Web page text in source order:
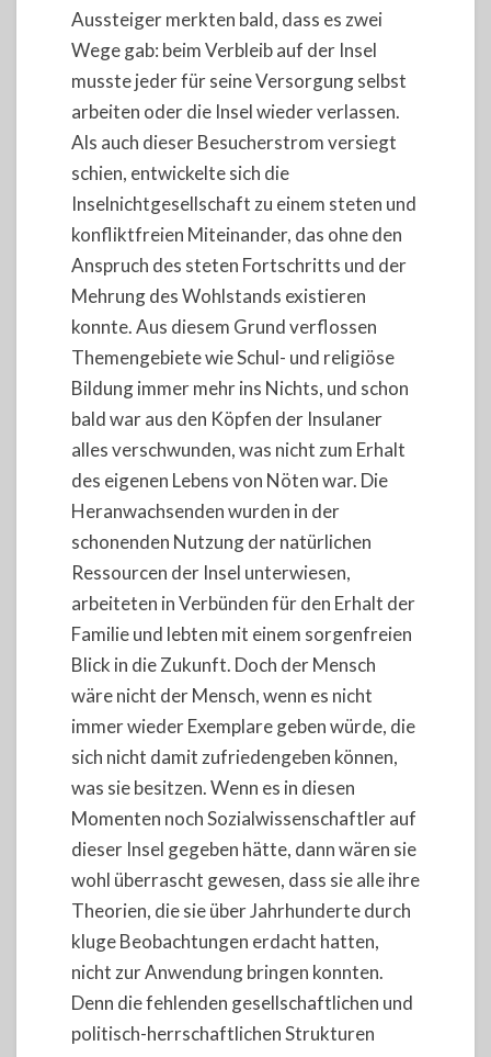
Aussteiger merkten bald, dass es zwei
Wege gab: beim Verbleib auf der Insel
musste jeder für seine Versorgung selbst
arbeiten oder die Insel wieder verlassen.
Als auch dieser Besucherstrom versiegt
schien, entwickelte sich die
Inselnichtgesellschaft zu einem steten und
konfliktfreien Miteinander, das ohne den
Anspruch des steten Fortschritts und der
Mehrung des Wohlstands existieren
konnte. Aus diesem Grund verflossen
Themengebiete wie Schul- und religiöse
Bildung immer mehr ins Nichts, und schon
bald war aus den Köpfen der Insulaner
alles verschwunden, was nicht zum Erhalt
des eigenen Lebens von Nöten war. Die
Heranwachsenden wurden in der
schonenden Nutzung der natürlichen
Ressourcen der Insel unterwiesen,
arbeiteten in Verbünden für den Erhalt der
Familie und lebten mit einem sorgenfreien
Blick in die Zukunft. Doch der Mensch
wäre nicht der Mensch, wenn es nicht
immer wieder Exemplare geben würde, die
sich nicht damit zufriedengeben können,
was sie besitzen. Wenn es in diesen
Momenten noch Sozialwissenschaftler auf
dieser Insel gegeben hätte, dann wären sie
wohl überrascht gewesen, dass sie alle ihre
Theorien, die sie über Jahrhunderte durch
kluge Beobachtungen erdacht hatten,
nicht zur Anwendung bringen konnten.
Denn die fehlenden gesellschaftlichen und
politisch-herrschaftlichen Strukturen